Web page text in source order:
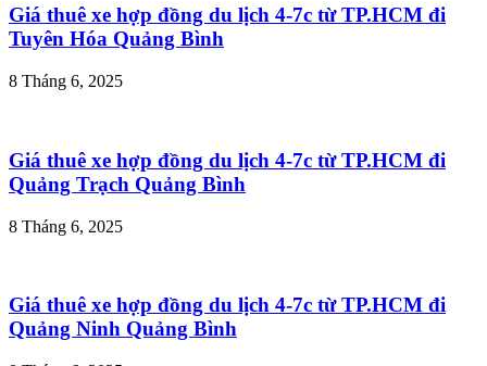
Giá thuê xe hợp đồng du lịch 4-7c từ TP.HCM đi
Tuyên Hóa Quảng Bình
8 Tháng 6, 2025
Giá thuê xe hợp đồng du lịch 4-7c từ TP.HCM đi
Quảng Trạch Quảng Bình
8 Tháng 6, 2025
Giá thuê xe hợp đồng du lịch 4-7c từ TP.HCM đi
Quảng Ninh Quảng Bình